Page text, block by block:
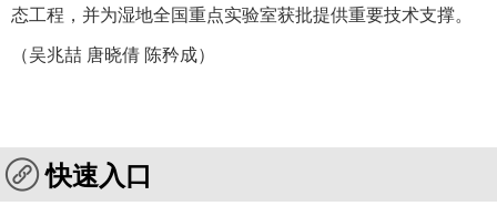
态工程，并为湿地全国重点实验室获批提供重要技术支撑。
（吴兆喆 唐晓倩 陈矜成）
快速入口